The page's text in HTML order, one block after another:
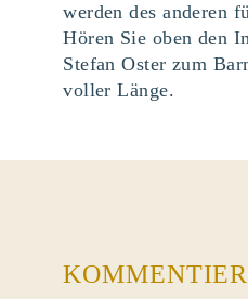
werden des anderen
Hören Sie oben den
Stefan Oster zum
voller Länge.